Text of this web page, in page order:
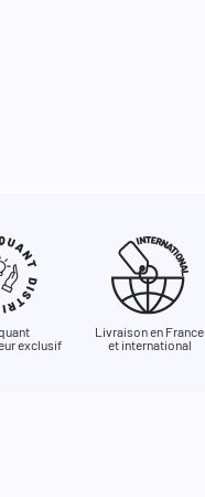
exclusif
Livraison en France
et international